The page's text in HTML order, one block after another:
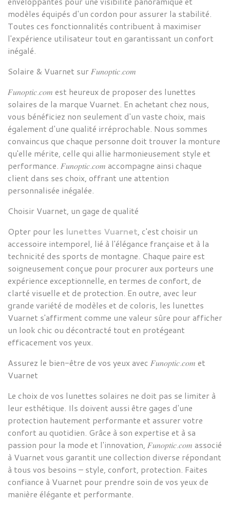
modèles équipés d'un cordon pour assurer la stabilité.
Toutes ces fonctionnalités contribuent à maximiser
l'expérience utilisateur tout en garantissant un confort
inégalé.
Solaire & Vuarnet sur𝐹𝑢𝑛𝑜𝑝𝑡𝑖𝑐.𝑐𝑜𝑚
𝐹𝑢𝑛𝑜𝑝𝑡𝑖𝑐.𝑐𝑜𝑚 est heureux de proposer des lunettes
solaires de la marque Vuarnet. En achetant chez nous,
vous bénéficiez non seulement d'un vaste choix, mais
également d'une qualité irréprochable. Nous sommes
convaincus que chaque personne doit trouver la monture
qu'elle mérite, celle qui allie harmonieusement style et
performance. 𝐹𝑢𝑛𝑜𝑝𝑡𝑖𝑐.𝑐𝑜𝑚 accompagne ainsi chaque
client dans ses choix, offrant une attention
personnalisée inégalée.
Choisir Vuarnet, un gage de qualité
Opter pour les lunettes Vuarnet, c'est choisir un
accessoire intemporel, lié à l'élégance française et à la
technicité des sports de montagne. Chaque paire est
soigneusement conçue pour procurer aux porteurs une
expérience exceptionnelle, en termes de confort, de
clarté visuelle et de protection. En outre, avec leur
grande variété de modèles et de coloris, les lunettes
Vuarnet s'affirment comme une valeur sûre pour afficher
un look chic ou décontracté tout en protégeant
efficacement vos yeux.
Assurez le bien-être de vos yeux avec 𝐹𝑢𝑛𝑜𝑝𝑡𝑖𝑐.𝑐𝑜𝑚 et
Vuarnet
Le choix de vos lunettes solaires ne doit pas se limiter à
leur esthétique. Ils doivent aussi être gages d'une
protection hautement performante et assurer votre
confort au quotidien. Grâce à son expertise et à sa
passion pour la mode et l'innovation, 𝐹𝑢𝑛𝑜𝑝𝑡𝑖𝑐.𝑐𝑜𝑚 associé
à Vuarnet vous garantit une collection diverse répondant
à tous vos besoins – style, confort, protection. Faites
confiance à Vuarnet pour prendre soin de vos yeux de
manière élégante et performante.